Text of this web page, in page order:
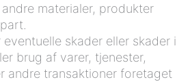
materialer, produkter
skader eller skader i
brug af varer, tjenester,
andre transaktioner foretaget